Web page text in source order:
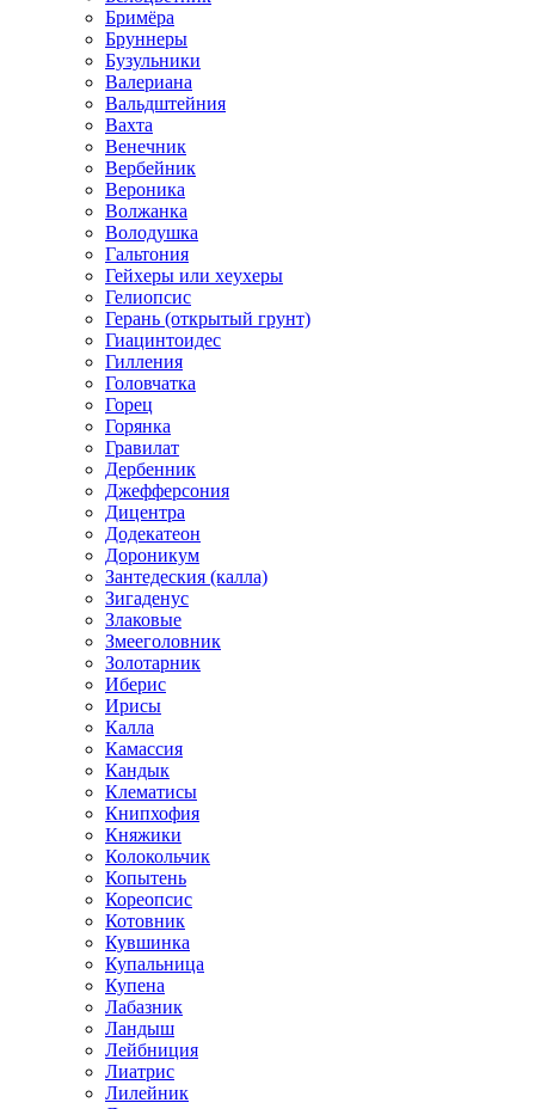
Бримёра
Бруннеры
Бузульники
Валериана
Вальдштейния
Вахта
Венечник
Вербейник
Вероника
Волжанка
Володушка
Гальтония
Гейхеры или хеухеры
Гелиопсис
Герань (открытый грунт)
Гиацинтоидес
Гилления
Головчатка
Горец
Горянка
Гравилат
Дербенник
Джефферсония
Дицентра
Додекатеон
Дороникум
Зантедеския (калла)
Зигаденус
Злаковые
Змееголовник
Золотарник
Иберис
Ирисы
Калла
Камассия
Кандык
Клематисы
Книпхофия
Княжики
Колокольчик
Копытень
Кореопсис
Котовник
Кувшинка
Купальница
Купена
Лабазник
Ландыш
Лейбниция
Лиатрис
Лилейник